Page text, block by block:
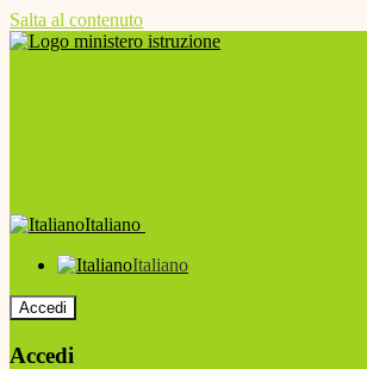
Salta al contenuto
Italiano
Italiano
Accedi
Accedi